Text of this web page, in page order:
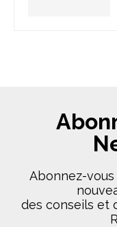
Abonnez-
des conseils et